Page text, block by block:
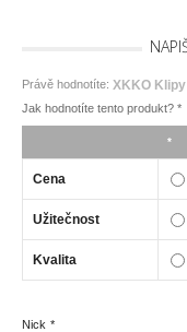
Právě hodnotíte: XKKO
Jak hodnotíte tento produkt? *
*
Cena
Užitečnost
Kvalita
*
Nick